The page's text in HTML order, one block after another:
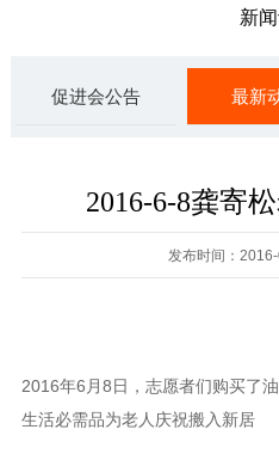
新
促进会公告 最新
2016-6-8龚寄
发布时间：
2016年6月8日，志愿者们购买了
生活必需品为老人庆祝搬入新居